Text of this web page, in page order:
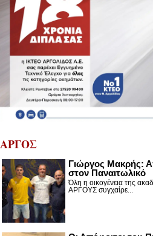
ΑΡΓΟΣ
Γιώργος Μακρής:
στον Παναιτωλικό
Όλη η οικογένεια της
ΑΡΓΟΥΣ συγχαίρε...